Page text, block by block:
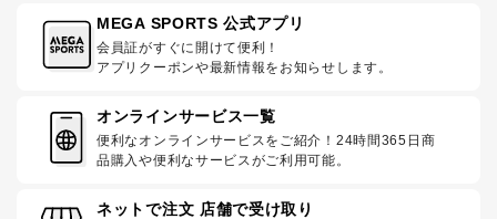
MEGA SPORTS 公式アプリ
会員証がすぐに開けて便利！
アプリクーポンや最新情報をお知らせします。
オンラインサービス一覧
便利なオンラインサービスをご紹介！24時間365日商
品購入や便利なサービスがご利用可能。
ネットで注文 店舗で受け取り